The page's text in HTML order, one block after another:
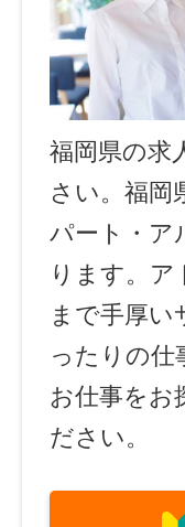
福岡県の求
さい。福岡
パート・ア
ります。
まで手厚
ったりの仕
お仕事をお
ださい。